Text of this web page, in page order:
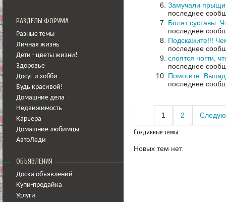
РАЗДЕЛЫ ФОРУМА
Разные темы
Личная жизнь
Дети - цветы жизни!
Здоровье
Досуг и хобби
Будь красивой!
Домашние дела
Недвижимость
Карьера
Домашние любимцы
АвтоЛеди
ОБЪЯВЛЕНИЯ
Доска объявлений
Купи-продайка
Услуги
Замучали
последнее
Болят суставы.
последнее
Подскажите!!!
последнее
слоятся ногти,
последнее
Помогите.
последнее
1 2
Созданные темы
Новых тем нет.